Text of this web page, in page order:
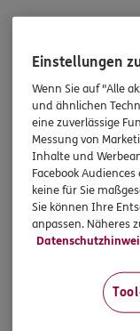
Einstellungen
Wenn Sie auf "Alle
und ähnlichen
eine zuverlässige
Messung von
Inhalte und
Facebook
keine für Sie
Sie können Ihre
anpassen. Näheres